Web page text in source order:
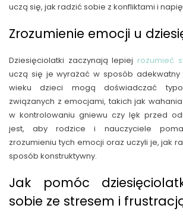
uczą się, jak radzić sobie z konfliktami i
Zrozumienie emocji u
Dziesięciolatki zaczynają lepiej rozumieć
uczą się je wyrażać w sposób adekwatny
wieku dzieci mogą doświadczać
związanych z emocjami, takich jak
w kontrolowaniu gniewu czy lęk przed
jest, aby rodzice i nauczyciele
zrozumieniu tych emocji oraz uczyli je, jak
sposób konstruktywny.
Jak pomóc
sobie ze stresem i